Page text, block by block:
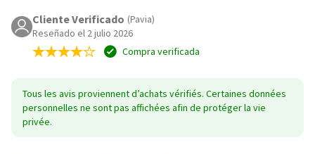
Cliente Verificado (Pavia)
Reseñado el 2 julio 2026
Compra verificada
Tous les avis proviennent d’achats vérifiés. Certaines données
personnelles ne sont pas affichées afin de protéger la vie
privée.